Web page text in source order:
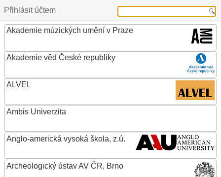
Přihlásit účtem
Akademie múzických umění v Praze
Akademie věd České republiky
ALVEL
Ambis Univerzita
Anglo-americká vysoká škola, z.ú.
Archeologický ústav AV ČR, Brno